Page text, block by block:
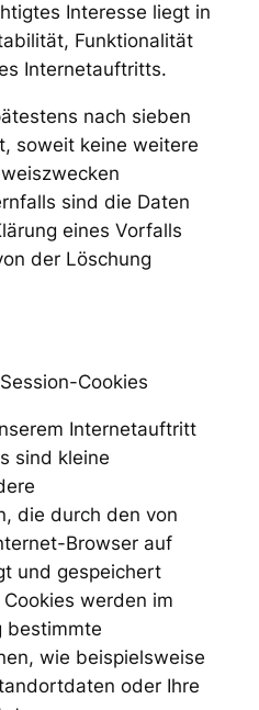
Interesse liegt in
Funktionalität
Internetauftritts.
nach sieben
soweit keine weitere
sind die Daten
eines Vorfalls
der Löschung
Cookies
Internetauftritt
sind kleine
die durch den von
Browser auf
und gespeichert
werden im
bestimmte
wie beispielsweise
oder Ihre